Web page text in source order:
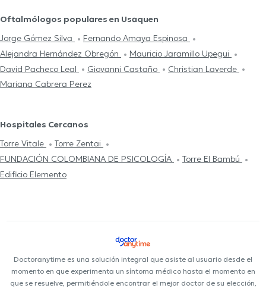
Oftalmólogos populares en Usaquen
Jorge Gómez Silva
Fernando Amaya Espinosa
Alejandra Hernández Obregón
Mauricio Jaramillo Upegui
David Pacheco Leal
Giovanni Castaño
Christian Laverde
Mariana Cabrera Perez
Hospitales Cercanos
Torre Vitale
Torre Zentai
FUNDACIÓN COLOMBIANA DE PSICOLOGÍA
Torre El Bambú
Edificio Elemento
Doctoranytime es una solución integral que asiste al usuario desde el
momento en que experimenta un síntoma médico hasta el momento en
que se resuelve, permitiéndole encontrar el mejor doctor de su elección,